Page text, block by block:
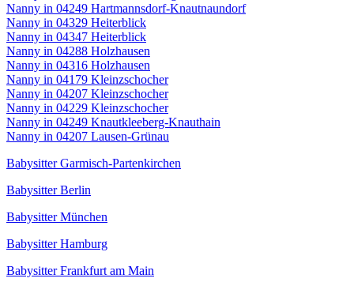
Nanny in 04249 Hartmannsdorf-Knautnaundorf
Nanny in 04329 Heiterblick
Nanny in 04347 Heiterblick
Nanny in 04288 Holzhausen
Nanny in 04316 Holzhausen
Nanny in 04179 Kleinzschocher
Nanny in 04207 Kleinzschocher
Nanny in 04229 Kleinzschocher
Nanny in 04249 Knautkleeberg-Knauthain
Nanny in 04207 Lausen-Grünau
Babysitter Garmisch-Partenkirchen
Babysitter Berlin
Babysitter München
Babysitter Hamburg
Babysitter Frankfurt am Main